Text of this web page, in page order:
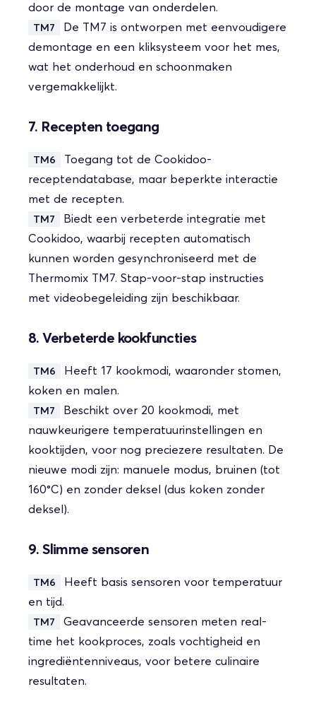
door de montage van onderdelen.
TM7
De TM7 is ontworpen met eenvoudigere
demontage en een kliksysteem voor het mes,
wat het onderhoud en schoonmaken
vergemakkelijkt.
7. Recepten toegang
TM6
Toegang tot de Cookidoo-
receptendatabase, maar beperkte interactie
met de recepten.
TM7
Biedt een verbeterde integratie met
Cookidoo, waarbij recepten automatisch
kunnen worden gesynchroniseerd met de
Thermomix TM7. Stap-voor-stap instructies
met videobegeleiding zijn beschikbaar.
8. Verbeterde kookfuncties
TM6
Heeft 17 kookmodi, waaronder stomen,
koken en malen.
TM7
Beschikt over 20 kookmodi, met
nauwkeurigere temperatuurinstellingen en
kooktijden, voor nog preciezere resultaten. De
nieuwe modi zijn: manuele modus, bruinen (tot
160°C) en zonder deksel (dus koken zonder
deksel).
9. Slimme sensoren
TM6
Heeft basis sensoren voor temperatuur
en tijd.
TM7
Geavanceerde sensoren meten real-
time het kookproces, zoals vochtigheid en
ingrediëntenniveaus, voor betere culinaire
resultaten.